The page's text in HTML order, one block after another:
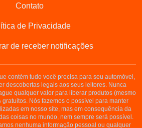
Contato
de Privacidade
de receber notificações
contém tudo você precisa para seu automóvel,
descobertas legais aos seus leitores. Nunca
qualquer valor para liberar produtos (mesmo
Nós fazemos o possível para manter
em nosso site, mas em consequência da
coisas no mundo, nem sempre será possível.
nenhuma informação pessoal ou qualquer